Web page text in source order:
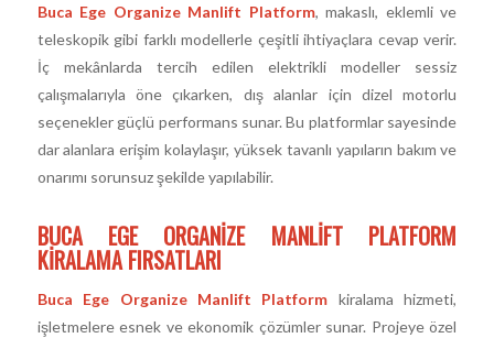
Buca Ege Organize Manlift Platform, makaslı, eklemli ve
teleskopik gibi farklı modellerle çeşitli ihtiyaçlara cevap verir.
İç mekânlarda tercih edilen elektrikli modeller sessiz
çalışmalarıyla öne çıkarken, dış alanlar için dizel motorlu
seçenekler güçlü performans sunar. Bu platformlar sayesinde
dar alanlara erişim kolaylaşır, yüksek tavanlı yapıların bakım ve
onarımı sorunsuz şekilde yapılabilir.
BUCA EGE ORGANIZE MANLIFT PLATFORM
KIRALAMA FIRSATLARI
Buca Ege Organize Manlift Platform kiralama hizmeti,
işletmelere esnek ve ekonomik çözümler sunar. Projeye özel